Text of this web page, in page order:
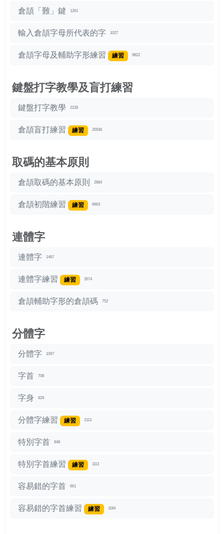
倉頡「難」鍵 1261
輸入倉頡字母所代表的字 1027
倉頡字母及輔助字形練習 練習 9822
鍵盤打字教學及盲打練習
鍵盤打字教學 2228
倉頡盲打練習 練習 20936
取碼的基本原則
倉頡取碼的基本原則 2884
倉頡初階練習 練習 6663
連體字
連體字 1467
連體字練習 練習 2674
倉頡輔助字形的倉頡碼 752
分體字
分體字 1097
字首 708
字身 829
分體字練習 練習 2113
特別字首 848
特別字首練習 練習 1113
容易錯的字首 661
容易錯的字首練習 練習 1184